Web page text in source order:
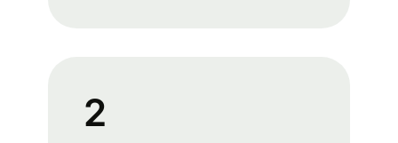
2